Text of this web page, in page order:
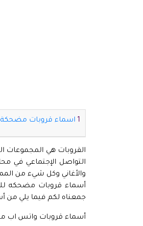
اسماء قروبات مضحكة
التواصل الإجتماعي في
والأغاني وكل شيء من
جمعناه لكم فيما يلي من
أسماء قروبات واتس اب